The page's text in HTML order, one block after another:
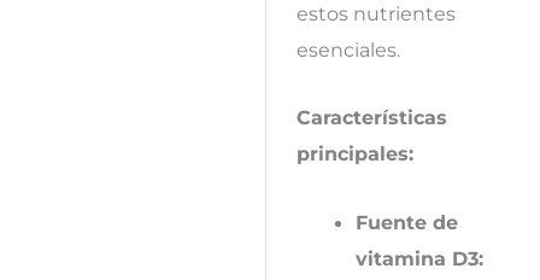
estos nutrientes
esenciales.
Características
principales:
Fuente de
vitamina D3: